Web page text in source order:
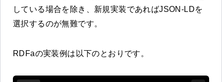
している場合を除き、新規実装であればJSON-LDを
選択するのが無難です。
RDFaの実装例は以下のとおりです。